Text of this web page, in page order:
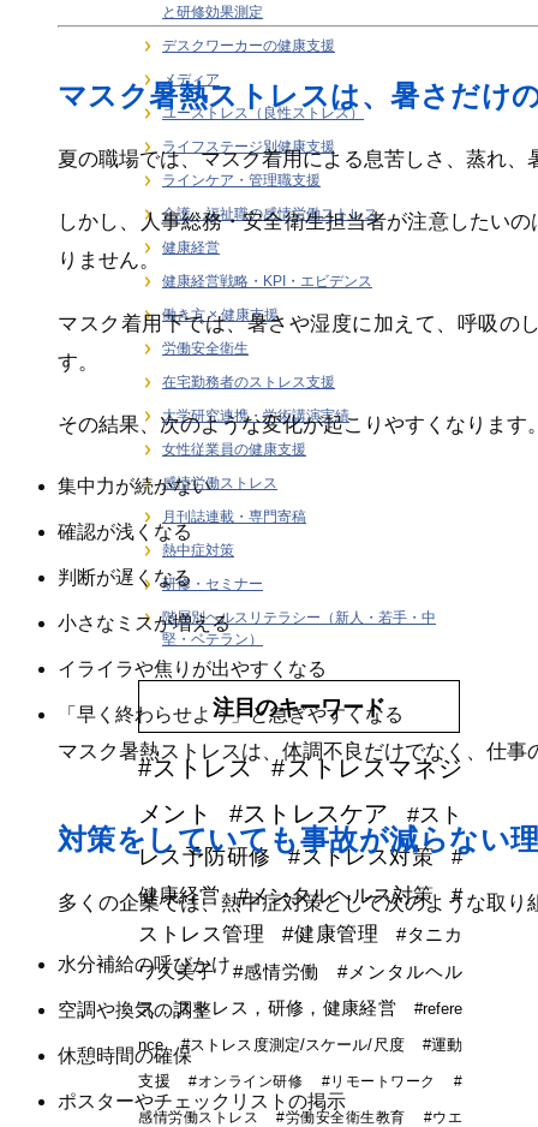
マスク暑熱ストレスは、暑さだけ
夏の職場では、マスク着用による息苦しさ、蒸れ
しかし、人事総務・安全衛生担当者が注意したい
りません。
マスク着用下では、暑さや湿度に加えて、呼吸の
す。
その結果、次のような変化が起こりやすくなります
集中力が続かない
確認が浅くなる
判断が遅くなる
小さなミスが増える
イライラや焦りが出やすくなる
「早く終わらせよう」と急ぎやすくなる
マスク暑熱ストレスは、体調不良だけでなく、仕
対策をしていても事故が減らない
多くの企業では、熱中症対策として次のような取り
水分補給の呼びかけ
空調や換気の調整
休憩時間の確保
ポスターやチェックリストの掲示
と研修効果測定
デスクワーカーの健康支援
メディア
ユーストレス（良性ストレス）
ライフステージ別健康支援
ラインケア・管理職支援
介護・福祉職の感情労働ストレス
健康経営
健康経営戦略・KPI・エビデンス
働き方 × 健康支援
労働安全衛生
在宅勤務者のストレス支援
大学研究連携・学術講演実績
女性従業員の健康支援
感情労働ストレス
月刊誌連載・専門寄稿
熱中症対策
研修・セミナー
階層別ヘルスリテラシー（新人・若手・中
堅・ベテラン）
注目のキーワード
#ストレス
#ストレスマネジ
メント
#ストレスケア
#スト
レス予防研修
#ストレス対策
#
健康経営
#メンタルヘルス対策
#
ストレス管理
#健康管理
#タニカ
ワ久美子
#感情労働
#メンタルヘル
ス，ストレス，研修，健康経営
#refere
nce
#ストレス度測定/スケール/尺度
#運動
支援
#オンライン研修 #リモートワーク #
感情労働ストレス #労働安全衛生教育 #ウエ